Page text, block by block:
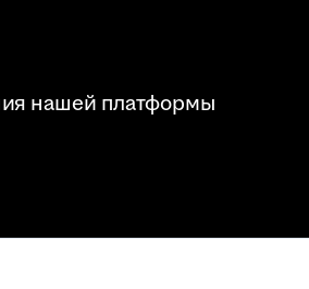
нашей платформы